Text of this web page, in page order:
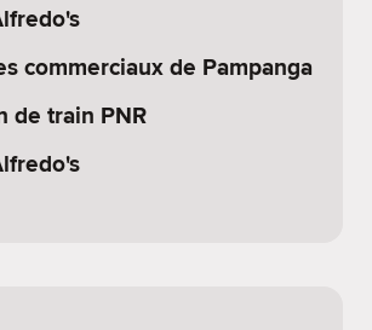
commerciaux de Pampanga
de train PNR